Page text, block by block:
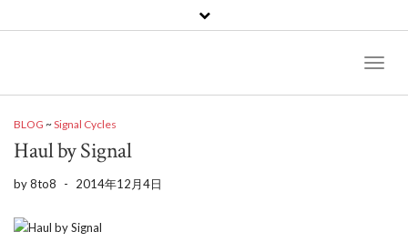
BLOG ~Signal Cycles
Haul by Signal
by8to8 - 2014年12月4日